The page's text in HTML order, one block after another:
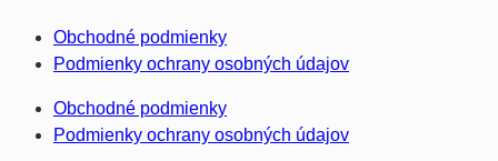
Obchodné podmienky
Podmienky ochrany osobných údajov
Obchodné podmienky
Podmienky ochrany osobných údajov